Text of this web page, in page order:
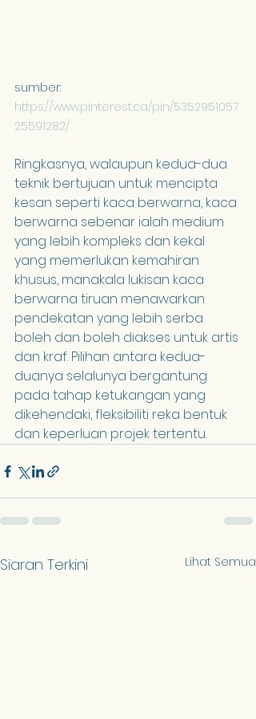
sumber:
https://www.pinterest.ca/pin/5352951057
25591282/
Ringkasnya, walaupun kedua-dua
teknik bertujuan untuk mencipta
kesan seperti kaca berwarna, kaca
berwarna sebenar ialah medium
yang lebih kompleks dan kekal
yang memerlukan kemahiran
khusus, manakala lukisan kaca
berwarna tiruan menawarkan
pendekatan yang lebih serba
boleh dan boleh diakses untuk artis
dan kraf. Pilihan antara kedua-
duanya selalunya bergantung
pada tahap ketukangan yang
dikehendaki, fleksibiliti reka bentuk
dan keperluan projek tertentu.
Siaran Terkini Lihat Semua